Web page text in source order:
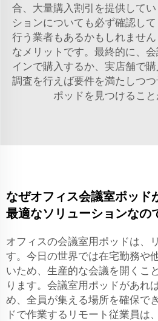
合、大量購入割引を提供して
ションについても必ず確認し
行う業者もあるかもしれませ
なメリットです。最終的に、
インで購入するか、実店舗で購
調査を行えば要件を満たしつ
ポッドを見つけること
なぜオフィス会議室ポッド
最適なソリューションなの
オフィスの会議室用ポッドは、
す。今日の世界では在宅勤務や
いため、生産的な会議を開くこ
ります。会議室用ポッドがあれ
め、全員が集える場所を確保で
ドで作業するリモート従業員は